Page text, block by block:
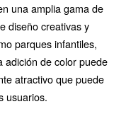
una amplia gama de
diseño creativas y
parques infantiles,
adición de color puede
atractivo que puede
usuarios.